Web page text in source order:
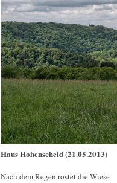
Haus Hohenscheid (21.05.2013)
Nach dem Regen rostet die Wiese